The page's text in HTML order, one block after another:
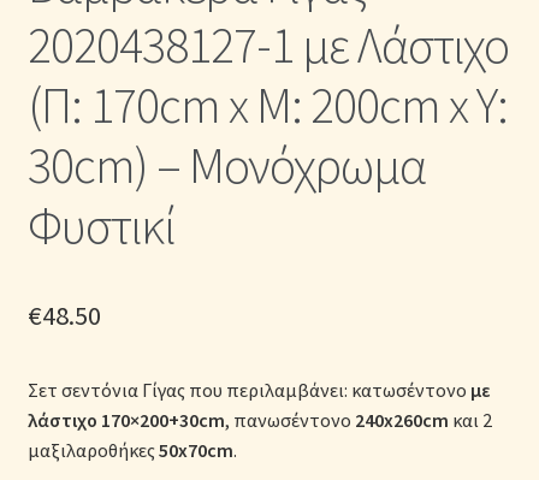
Μονόχρωμες Παπλωματοθήκες
Ολοκλήρωση παραγγελίας
Όροι Χρήσης
Παιδικά Λευκά Είδη
Πικέ Κουβέρτες
Πληρωμές
2020438127-1 με Λάστιχο
(Π: 170cm x Μ: 200cm x Υ:
30cm) – Μονόχρωμα
Φυστικί
€48.50
Σετ σεντόνια Γίγας που περιλαμβάνει: κατωσέντονο με
λάστιχο 170×200+30cm, πανωσέντονο 240x260cm και 2
μαξιλαροθήκες50x70cm.